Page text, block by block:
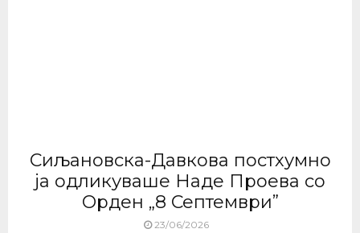
Сиљановска-Давкова постхумно
ја одликуваше Наде Проева со
Орден „8 Септември”
23/06/2026